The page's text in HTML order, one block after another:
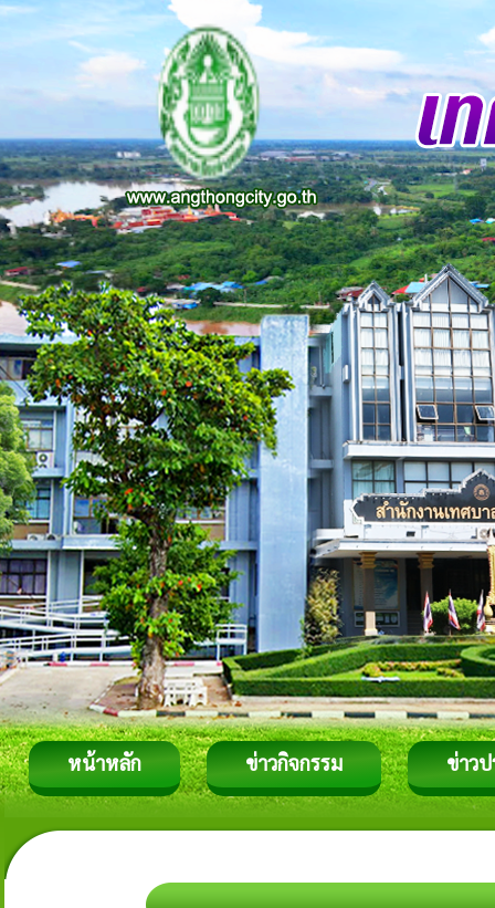
หน้าหลัก ข่าวกิจกรรม ข่าว